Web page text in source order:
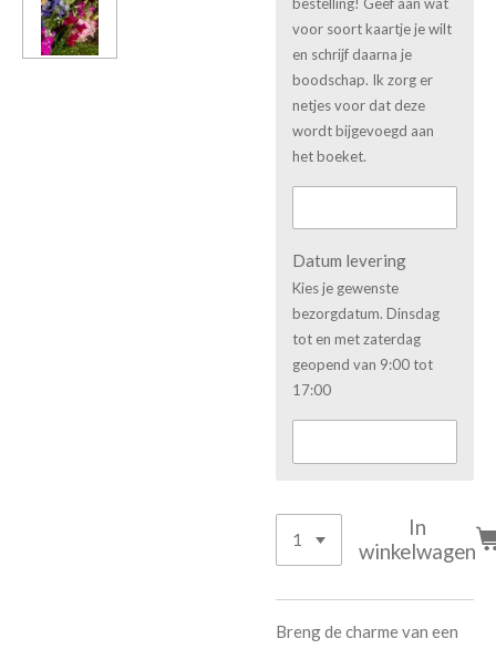
voor soort kaartje je wilt
en schrijf daarna je
boodschap. Ik zorg er
netjes voor dat deze
wordt bijgevoegd aan
het boeket.
Datum levering
Kies je gewenste
bezorgdatum. Dinsdag
tot en met zaterdag
geopend van 9:00 tot
17:00
In
winkelwagen
Breng de charme van een